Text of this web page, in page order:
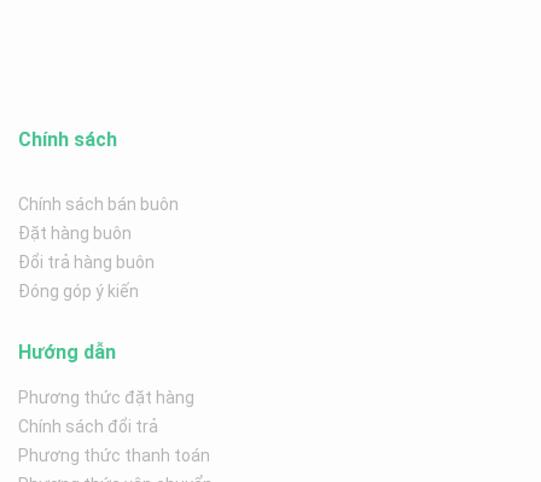
Chính sách
Chính sách bán buôn
Đặt hàng buôn
Đổi trả hàng buôn
Đóng góp ý kiến
Hướng dẫn
Phương thức đặt hàng
Chính sách đổi trả
Phương thức thanh toán